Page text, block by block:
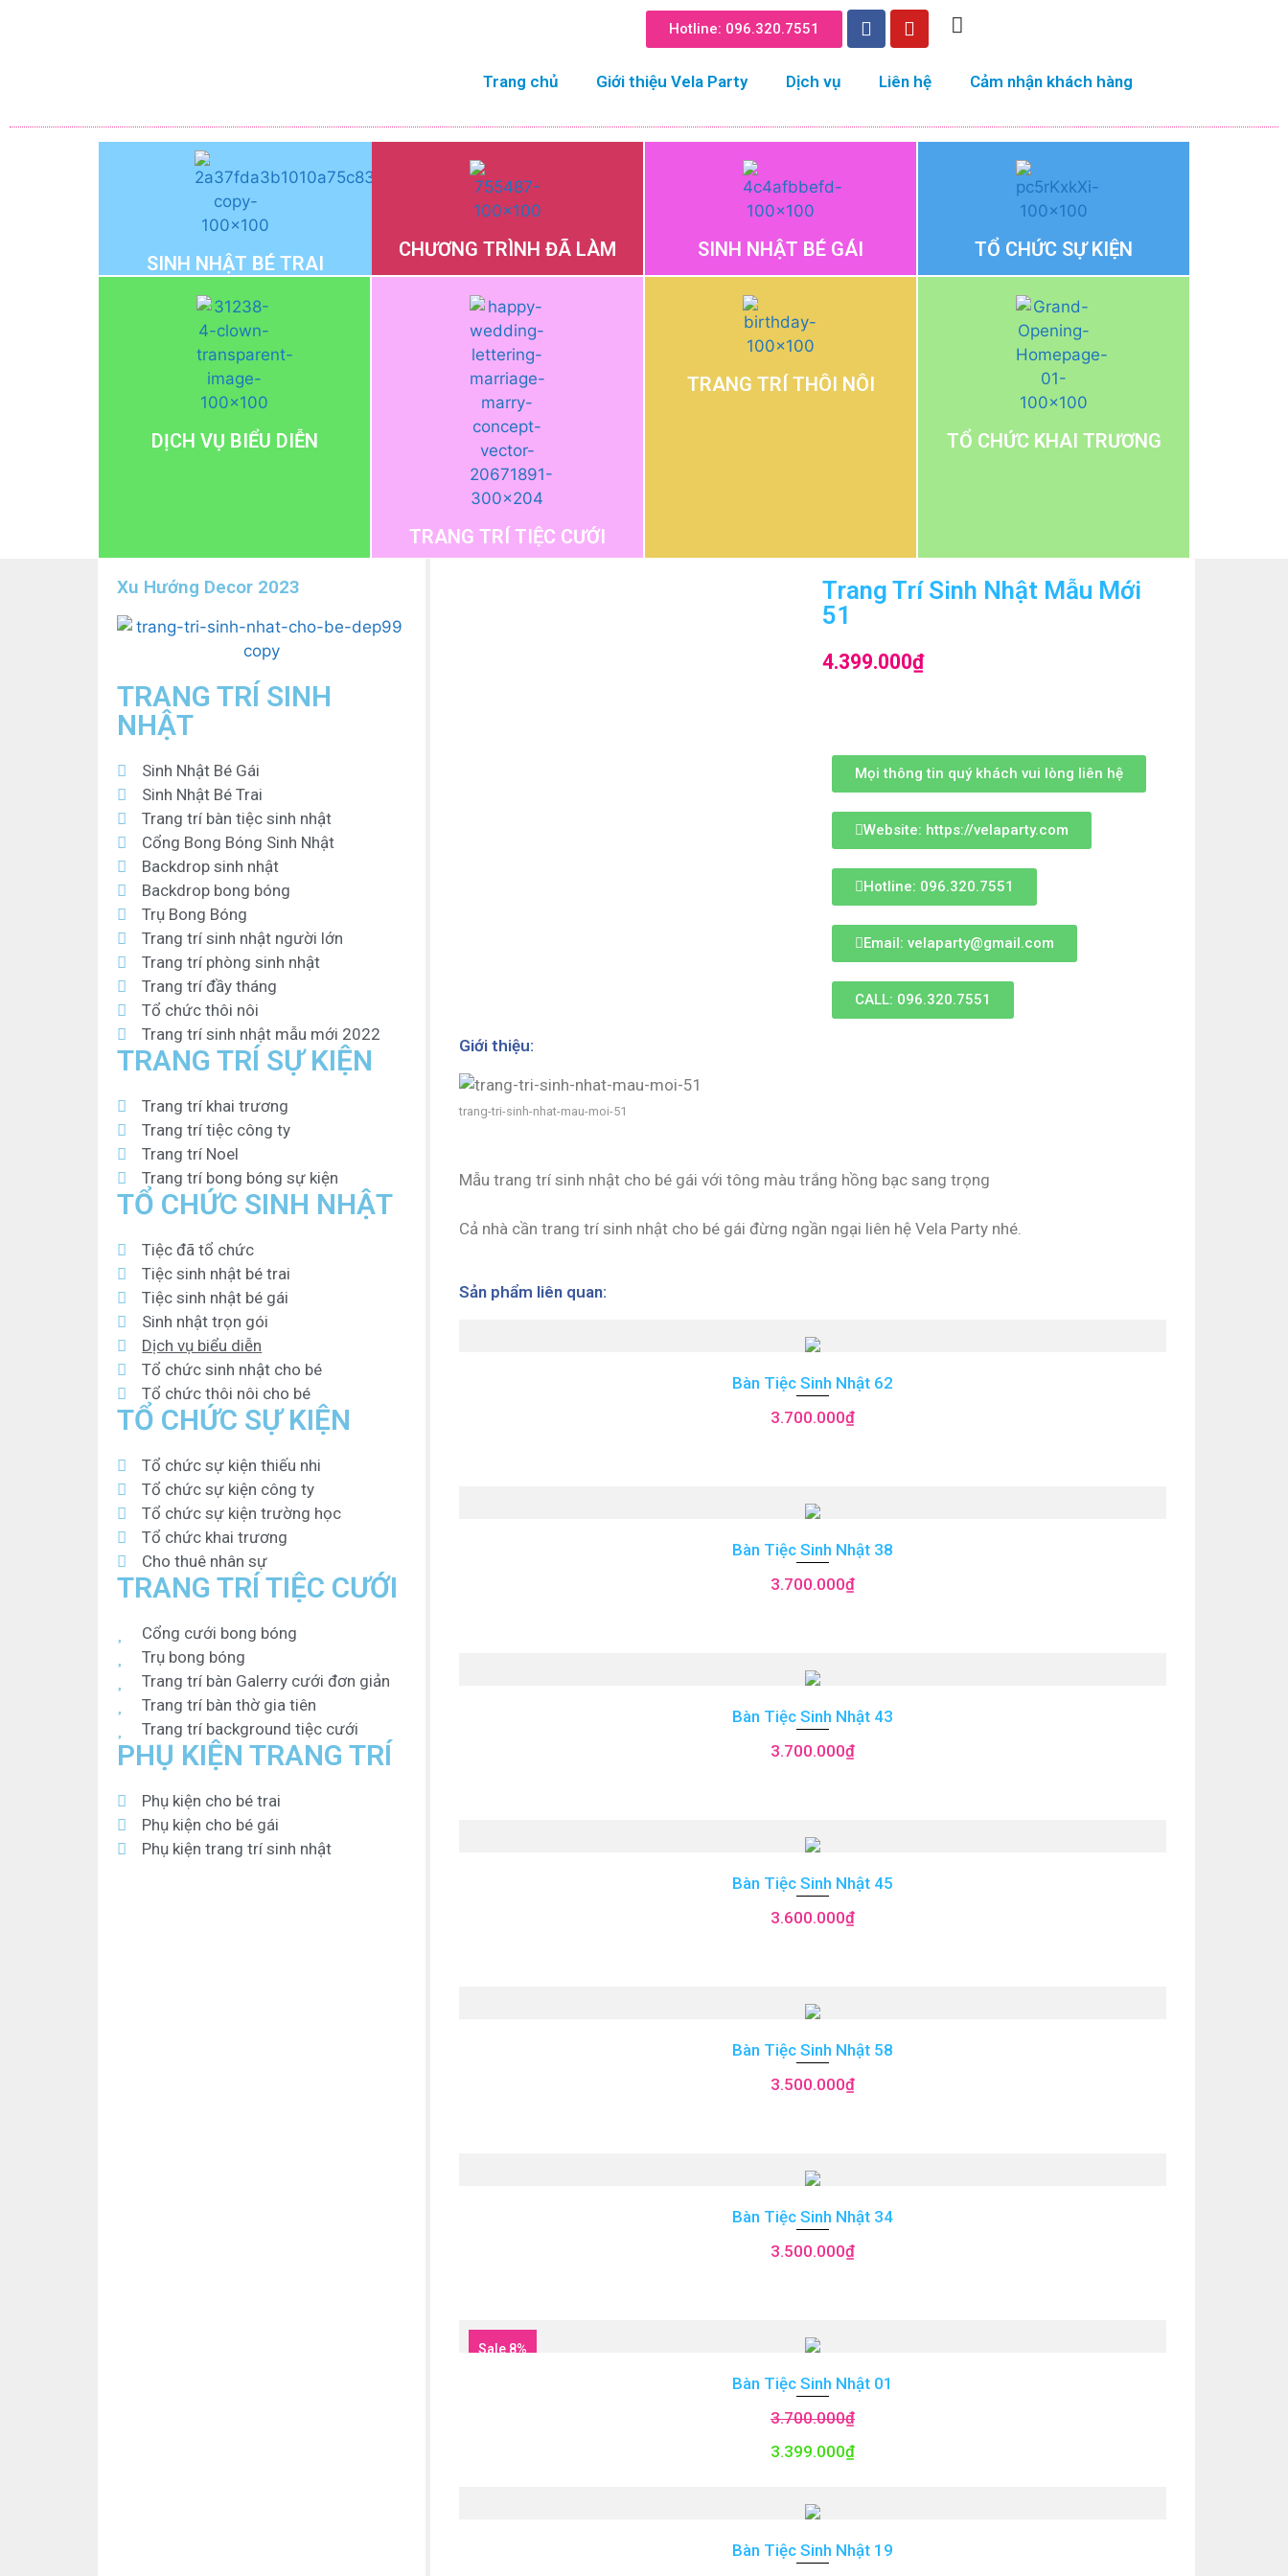
Hotline: 096.320.755​1
Trang chủ Giới thiệu Vela Party Dịch vụ Liên hệ Cảm nhận khách hàng
SINH NHẬT BÉ TRAI
CHƯƠNG TRÌNH ĐÃ LÀM SINH NHẬT BÉ GÁI TỔ CHỨC SỰ KIỆN
DỊCH VỤ BIỂU DIỄN
TRANG TRÍ TIỆC CƯỚI
TRANG TRÍ THÔI NÔI
TỔ CHỨC KHAI TRƯƠNG
Xu Hướng Decor 2023
TRANG TRÍ SINH
NHẬT
Sinh Nhật Bé Gái
Sinh Nhật Bé Trai
Trang trí bàn tiệc sinh nhật
Cổng Bong Bóng Sinh Nhật
Backdrop sinh nhật
Backdrop bong bóng
Trụ Bong Bóng
Trang trí sinh nhật người lớn
Trang trí phòng sinh nhật
Trang trí đầy tháng
Tổ chức thôi nôi
Trang trí sinh nhật mẫu mới 2022
TRANG TRÍ SỰ KIỆN
Trang trí khai trương
Trang trí tiệc công ty
Trang trí Noel
Trang trí bong bóng sự kiện
TỔ CHỨC SINH NHẬT
Tiệc đã tổ chức
Tiệc sinh nhật bé trai
Tiệc sinh nhật bé gái
Sinh nhật trọn gói
Dịch vụ biểu diễn
Tổ chức sinh nhật cho bé
Tổ chức thôi nôi cho bé
TỔ CHỨC SỰ KIỆN
Tổ chức sự kiện thiếu nhi
Tổ chức sự kiện công ty
Tổ chức sự kiện trường học
Tổ chức khai trương
Cho thuê nhân sự
TRANG TRÍ TIỆC CƯỚI
Cổng cưới bong bóng
Trụ bong bóng
Trang trí bàn Galerry cưới đơn giản
Trang trí bàn thờ gia tiên
Trang trí background tiệc cưới
PHỤ KIỆN TRANG TRÍ
Phụ kiện cho bé trai
Phụ kiện cho bé gái
Phụ kiện trang trí sinh nhật
Trang Trí Sinh Nhật Mẫu Mới
51
4.399.000₫
Mọi thông tin quý khách vui lòng liên hệ
Website: https://velaparty.com
Hotline: 096.320.7551
Email: velaparty@gmail.com
CALL: 096.320.7551
Giới thiệu:
trang-tri-sinh-nhat-mau-moi-51
Mẫu trang trí sinh nhật cho bé gái với tông màu trắng hồng bạc sang trọng
Cả nhà cần trang trí sinh nhật cho bé gái đừng ngần ngại liên hệ Vela Party nhé.
Sản phẩm liên quan:
Bàn Tiệc Sinh Nhật 62
3.700.000₫
Bàn Tiệc Sinh Nhật 38
3.700.000₫
Bàn Tiệc Sinh Nhật 43
3.700.000₫
Bàn Tiệc Sinh Nhật 45
3.600.000₫
Bàn Tiệc Sinh Nhật 58
3.500.000₫
Bàn Tiệc Sinh Nhật 34
3.500.000₫
Sale 8%
Bàn Tiệc Sinh Nhật 01
3.700.000₫
3.399.000₫
Bàn Tiệc Sinh Nhật 19